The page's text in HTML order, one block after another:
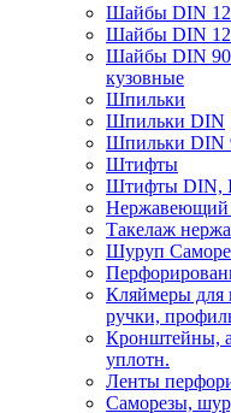
Шайбы DIN
Шайбы DIN
Шайбы DIN
кузовные
Шпильки
Шпильки DIN
Шпильки DIN
Штифты
Штифты DIN,
Нержавеющий
Такелаж
Шуруп
Кляймеры для
ручки,
Кронштейны,
уплотн.
Ленты
Саморезы,